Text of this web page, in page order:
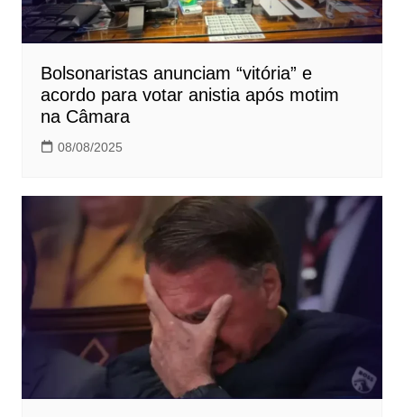
Bolsonaristas anunciam “vitória” e
acordo para votar anistia após motim
na Câmara
08/08/2025